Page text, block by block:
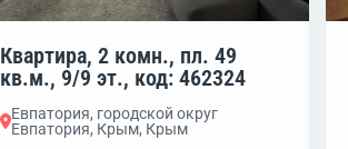
Квартира, 2 комн., пл. 49
кв.м., 9/9 эт., код: 462324
Евпатория, городской округ
Евпатория, Крым, Крым